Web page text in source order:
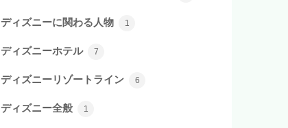
ディズニーに関わる人物 1
ディズニーホテル 7
ディズニーリゾートライン 6
ディズニー全般 1